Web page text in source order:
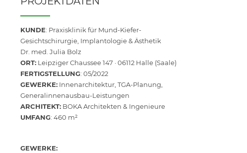
KUNDE: Praxisklinik für Mund-Kiefer-
Gesichtschirurgie, Implantologie & Ästhetik
Dr. med. Julia Bolz
ORT: Leipziger Chaussee 147 · 06112 Halle (Saale)
FERTIGSTELLUNG: 05/2022
GEWERKE: Innenarchitektur, TGA-Planung,
Generalinnenausbau-Leistungen
ARCHITEKT: BOKA Architekten & Ingenieure
UMFANG: 460 m²
GEWERKE: